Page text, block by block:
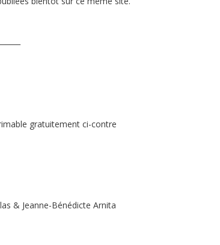
gratuitement ci-contre
& Jeanne-Bénédicte Arnita